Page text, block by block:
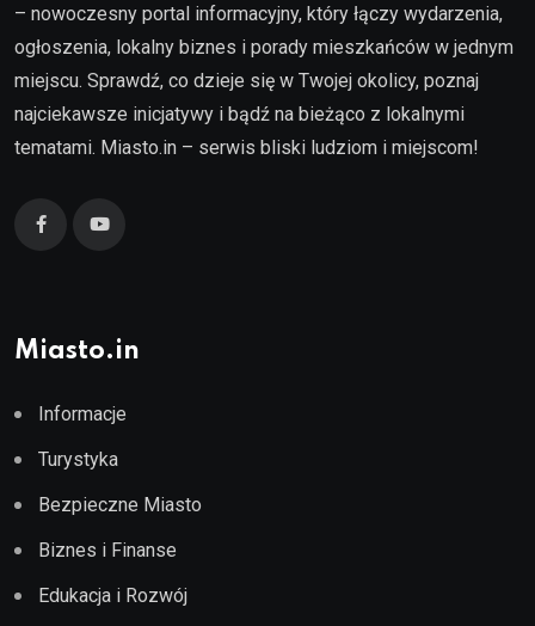
– nowoczesny portal informacyjny, który łączy wydarzenia,
ogłoszenia, lokalny biznes i porady mieszkańców w jednym
miejscu. Sprawdź, co dzieje się w Twojej okolicy, poznaj
najciekawsze inicjatywy i bądź na bieżąco z lokalnymi
tematami. Miasto.in – serwis bliski ludziom i miejscom!
Miasto.in
Informacje
Turystyka
Bezpieczne Miasto
Biznes i Finanse
Edukacja i Rozwój